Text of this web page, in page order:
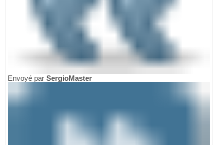
Envoyé par SergioMaster